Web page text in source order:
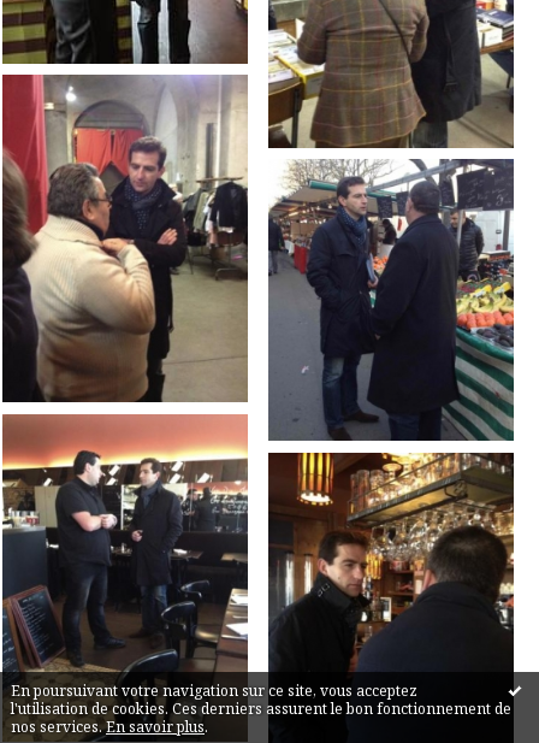
En poursuivant votre navigation sur ce site, vous acceptez
l'utilisation de cookies. Ces derniers assurent le bon fonctionnement de
nos services.En savoir plus.